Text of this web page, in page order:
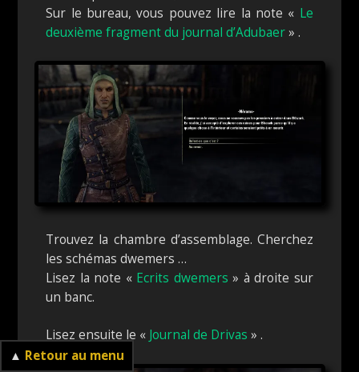
▲ Retour au menu
Sur le bureau, vous pouvez lire la note « Le
deuxième fragment du journal d’Adubaer» .
Trouvez la chambre d’assemblage. Cherchez
les schémas dwemers …
Lisez la note « Ecrits dwemers » à droite sur
un banc.
Lisez ensuite le « Journal de Drivas » .